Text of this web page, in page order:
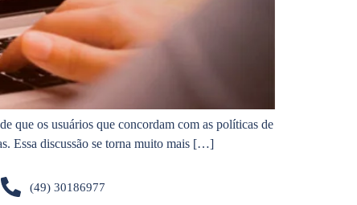
que os usuários que concordam com as políticas de
Essa discussão se torna muito mais […]
(49) 30186977